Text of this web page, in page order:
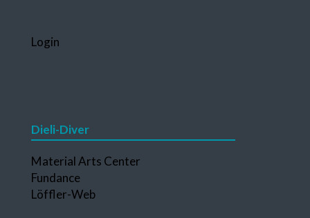
überspringen
Login
Dieli-Diver
Navigation
überspringen
Material Arts Center
Fundance
Löffler-Web